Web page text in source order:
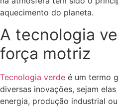
aquecimento do planeta.
A tecnologia
força motriz
Tecnologia verde é um termo
diversas inovações, sejam
energia, produção industrial